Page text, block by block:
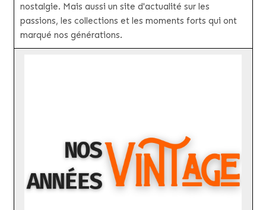
nostalgie. Mais aussi un site d'actualité sur les
passions, les collections et les moments forts qui ont
marqué nos générations.